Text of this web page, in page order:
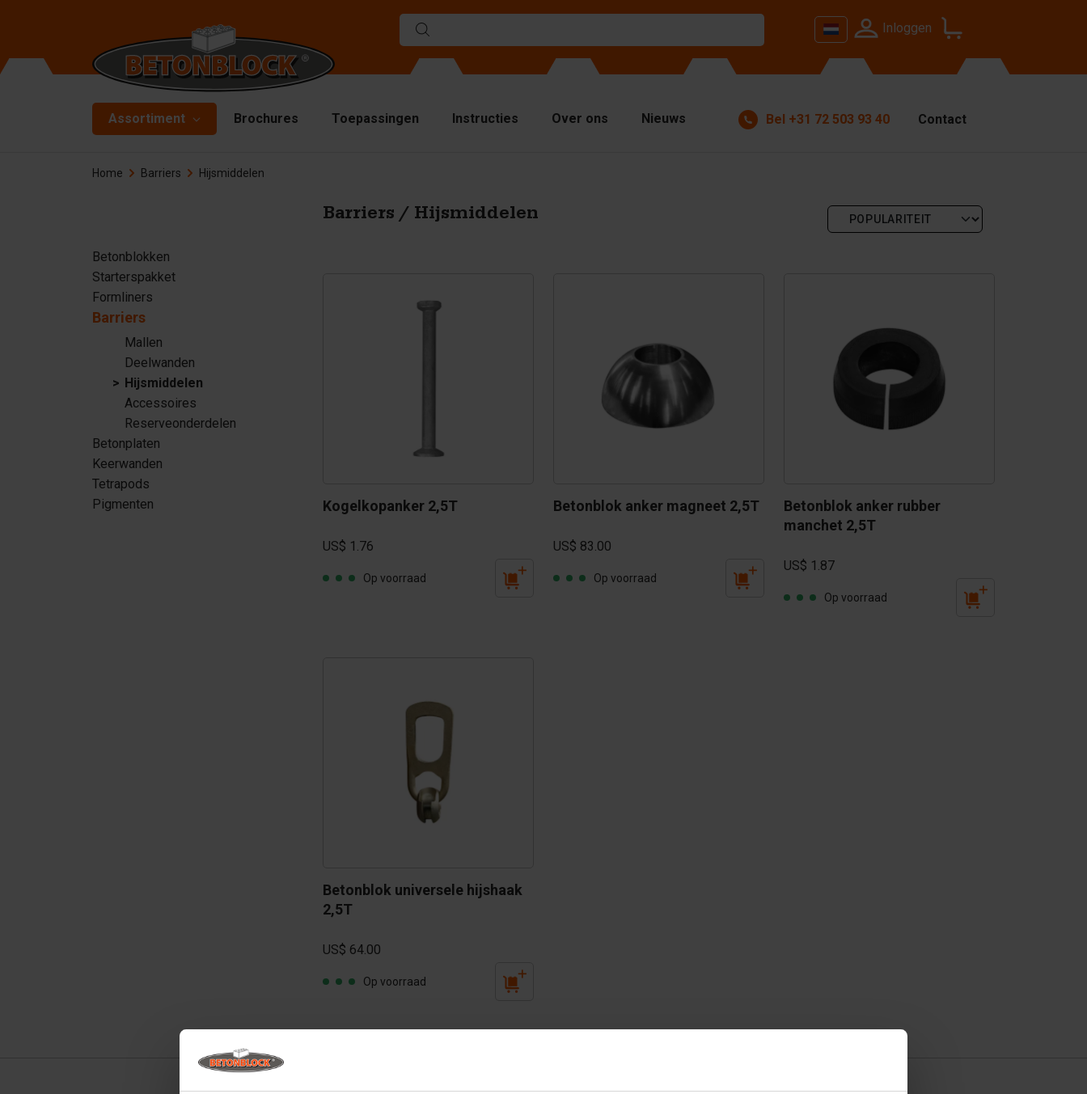
Inloggen
Assortiment
Betonblokken
Formliners
Barriers
Betonplaten
Keerwanden
Tetrapods
Pigmenten
Deelwanden
Brochures Toepassingen Instructies Over ons Nieuws Bel +31 72 503 93 40 Contact
Home Barriers Hijsmiddelen
Betonblokken
Starterspakket
Formliners
Barriers
Mallen
Deelwanden
Hijsmiddelen
Accessoires
Reserveonderdelen
Betonplaten
Keerwanden
Tetrapods
Pigmenten
Barriers / Hijsmiddelen
Kogelkopanker 2,5T
US$ 1.76
Op voorraad
Betonblok anker magneet 2,5T
US$ 83.00
Op voorraad
Betonblok anker rubber
manchet 2,5T
US$ 1.87
Op voorraad
Betonblok universele hijshaak
2,5T
US$ 64.00
Op voorraad